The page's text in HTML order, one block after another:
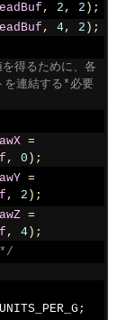
, 2 , 2 );
, 4, 2 );
得るために、各
を連結する*必要
=
, 0 );
=
, 2 );
=
, 4);
*/
;